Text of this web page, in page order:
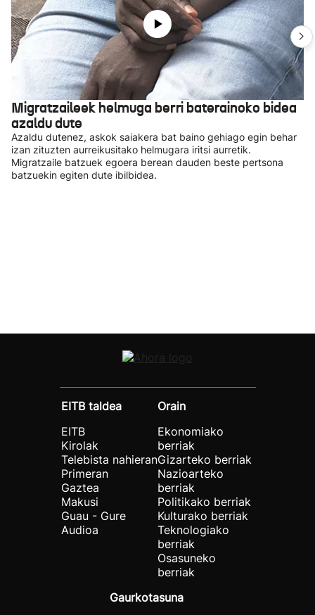
Migratzaileek helmuga berri baterainoko bidea
azaldu dute
Azaldu dutenez, askok saiakera bat baino gehiago egin behar
izan zituzten aurreikusitako helmugara iritsi aurretik.
Migratzaile batzuek egoera berean dauden beste pertsona
batzuekin egiten dute ibilbidea.
EITB taldea
EITB
Kirolak
Telebista nahieran
Primeran
Gaztea
Makusi
Guau - Gure
Audioa
Orain
Ekonomiako
berriak
Gizarteko berriak
Nazioarteko
berriak
Politikako berriak
Kulturako berriak
Teknologiako
berriak
Osasuneko
berriak
Gaurkotasuna